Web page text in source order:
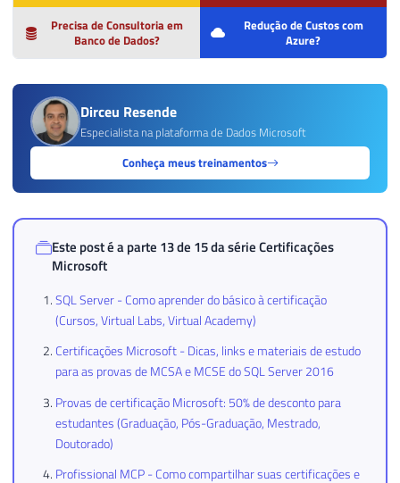
Precisa de Consultoria em
Banco de Dados?
Redução de Custos com
Azure?
Dirceu Resende
Especialista na plataforma de Dados Microsoft
Conheça meus treinamentos
Este post é a parte 13 de 15 da sérieCertificações
Microsoft
SQL Server - Como aprender do básico à certificação
(Cursos, Virtual Labs, Virtual Academy)
Certificações Microsoft - Dicas, links e materiais de estudo
para as provas de MCSA e MCSE do SQL Server 2016
Provas de certificação Microsoft: 50% de desconto para
estudantes (Graduação, Pós-Graduação, Mestrado,
Doutorado)
Profissional MCP - Como compartilhar suas certificações e